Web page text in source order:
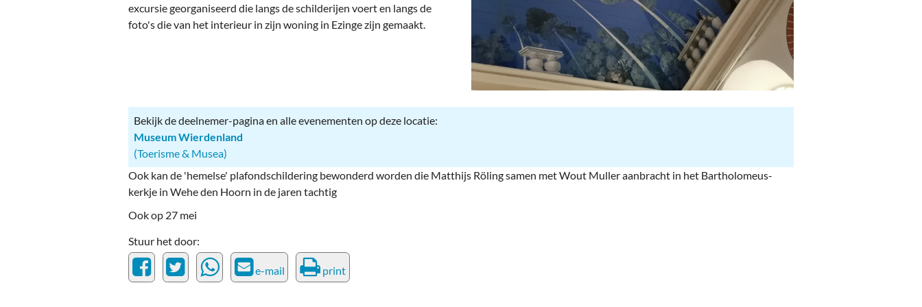
Politieke Partijen On-line bestellen in Zuidhorn
Financiën, Makelaars & Hypotheken
Diensten, Gemak & Zakelijk
(Ver) Bouw & Onderhoud
excursie georganiseerd die langs de schilderijen voert en langs de
foto's die van het interieur in zijn woning in Ezinge zijn gemaakt.
Bekijk de deelnemer-pagina en alle evenementen op deze locatie:
Museum Wierdenland
(Toerisme & Musea)
Ook kan de 'hemelse' plafondschildering bewonderd worden die Matthijs Röling samen met Wout Muller aanbracht in het Bartholomeus-
kerkje in Wehe den Hoorn in de jaren tachtig
Ook op 27 mei
Stuur het door:
e-mail print